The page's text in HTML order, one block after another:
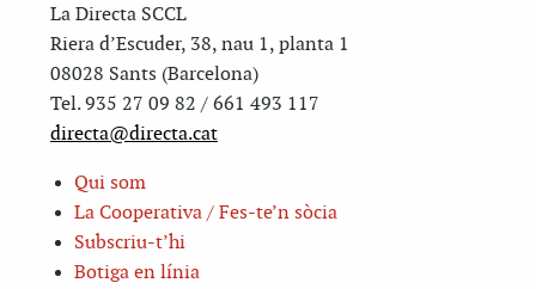
La Directa SCCL
Riera d’Escuder, 38, nau 1, planta 1
08028 Sants (Barcelona)
Tel. 935 27 09 82 / 661 493 117
directa@directa.cat
Qui som
La Cooperativa / Fes-te’n sòcia
Subscriu-t’hi
Botiga en línia